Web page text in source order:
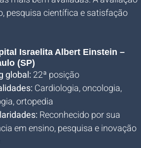
pesquisa científica e satisfação
Israelita Albert Einstein –
(SP)
global: 22ª posição
Cardiologia, oncologia,
ortopedia
Reconhecido por sua
em ensino, pesquisa e inovação